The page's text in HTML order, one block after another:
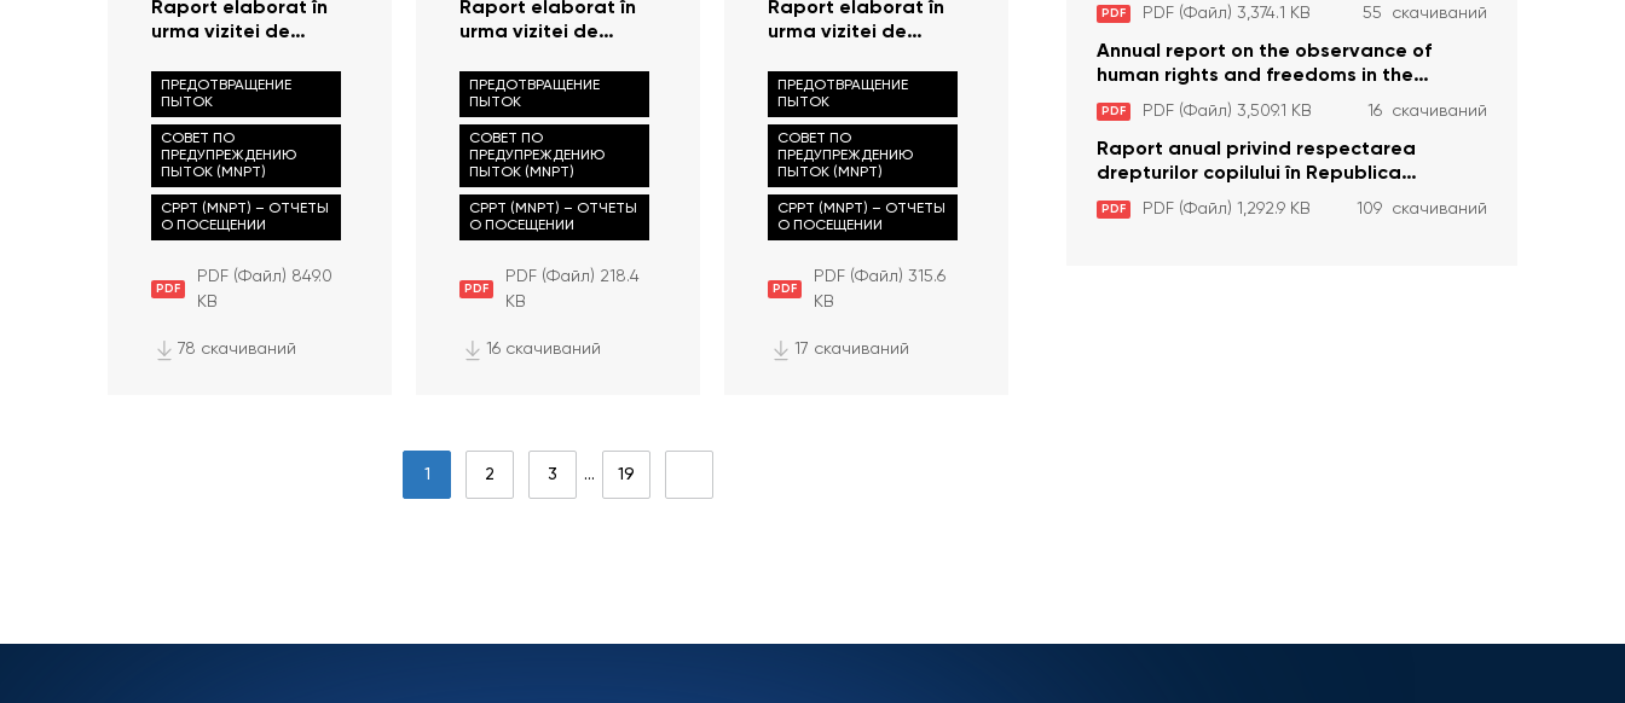
Raport elaborat în
urma vizitei de
efectuate la
Penitenciarul nr. 7 —
Rusca la 20.01.2023
PDF
PDF (Файл) 849.0
KB
ПРЕДОТВРАЩЕНИЕ
ПЫТОК
СОВЕТ ПО
ПРЕДУПРЕЖДЕНИЮ
ПЫТОК (MNPT)
CPPT (MNPT) – ОТЧЕТЫ
О ПОСЕЩЕНИИ
78 скачиваний
Raport elaborat în
urma vizitei de
efectuate la
Inspectoratul de
poliție Dubăsari
PDF
PDF (Файл) 218.4
KB
ПРЕДОТВРАЩЕНИЕ
ПЫТОК
СОВЕТ ПО
ПРЕДУПРЕЖДЕНИЮ
ПЫТОК (MNPT)
CPPT (MNPT) – ОТЧЕТЫ
О ПОСЕЩЕНИИ
16 скачиваний
Raport elaborat în
urma vizitei de
efectuate la
Inspectoratul de
poliție Criuleni
PDF
PDF (Файл) 315.6
KB
ПРЕДОТВРАЩЕНИЕ
ПЫТОК
СОВЕТ ПО
ПРЕДУПРЕЖДЕНИЮ
ПЫТОК (MNPT)
CPPT (MNPT) – ОТЧЕТЫ
О ПОСЕЩЕНИИ
17 скачиваний
1 2 3 … 19
PDF PDF (Файл) 3,374.1 KB 55 скачиваний
Annual report on the observance of
human rights and freedoms in the
Republic of Moldova in 2023
PDF PDF (Файл) 3,509.1 KB 16 скачиваний
Raport anual privind respectarea
drepturilor copilului în Republica
Moldova în anul 2023
PDF PDF (Файл) 1,292.9 KB 109 скачиваний